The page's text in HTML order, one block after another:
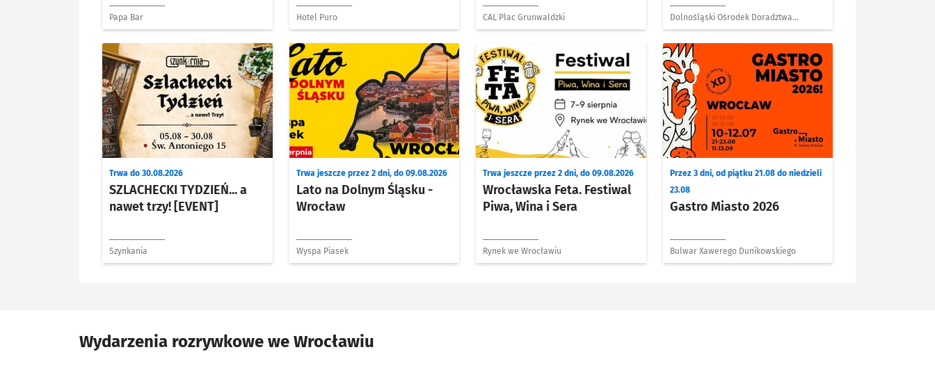
Papa Bar Hotel Puro CAL Plac Grunwaldzki
Dolnośląski Ośrodek Doradztwa
Rolniczego
SZLACHECKI TYDZIEŃ... a
nawet trzy! [EVENT]
Trwa do 30.08.2026
Szynkania
Lato na Dolnym Śląsku -
Wrocław
Trwa jeszcze przez 2 dni, do 09.08.2026
Wyspa Piasek
Wrocławska Feta. Festiwal
Piwa, Wina i Sera
Trwa jeszcze przez 2 dni, do 09.08.2026
Rynek we Wrocławiu
Gastro Miasto 2026
Przez 3 dni, od piątku 21.08 do niedzieli
23.08
Bulwar Xawerego Dunikowskiego
Wydarzenia rozrywkowe we Wrocławiu